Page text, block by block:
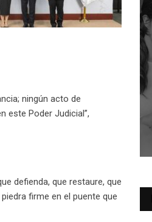
ningún acto de
este Poder Judicial”,
defienda, que restaure, que
firme en el puente que